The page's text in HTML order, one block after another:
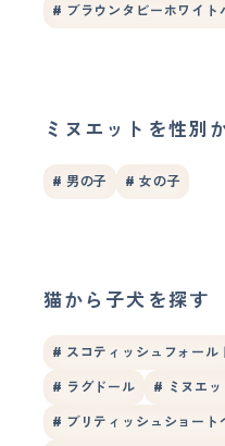
# ブラウンタビーホワイト
ミヌエットを性別
# 男の子 # 女の子
猫から子犬を探す
# スコティッシュフォール
# ラグドール # ミヌエッ
# ブリティッシュショート